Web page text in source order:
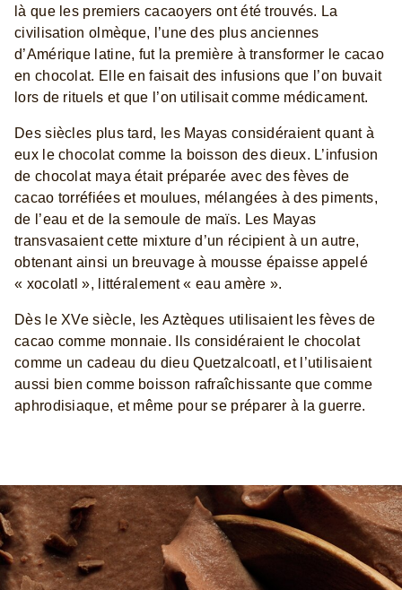
là que les premiers cacaoyers ont été trouvés. La
civilisation olmèque, l’une des plus anciennes
d’Amérique latine, fut la première à transformer le cacao
en chocolat. Elle en faisait des infusions que l’on buvait
lors de rituels et que l’on utilisait comme médicament.
Des siècles plus tard, les Mayas considéraient quant à
eux le chocolat comme la boisson des dieux. L’infusion
de chocolat maya était préparée avec des fèves de
cacao torréfiées et moulues, mélangées à des piments,
de l’eau et de la semoule de maïs. Les Mayas
transvasaient cette mixture d’un récipient à un autre,
obtenant ainsi un breuvage à mousse épaisse appelé
« xocolatl », littéralement « eau amère ».
Dès le XVe siècle, les Aztèques utilisaient les fèves de
cacao comme monnaie. Ils considéraient le chocolat
comme un cadeau du dieu Quetzalcoatl, et l’utilisaient
aussi bien comme boisson rafraîchissante que comme
aphrodisiaque, et même pour se préparer à la guerre.